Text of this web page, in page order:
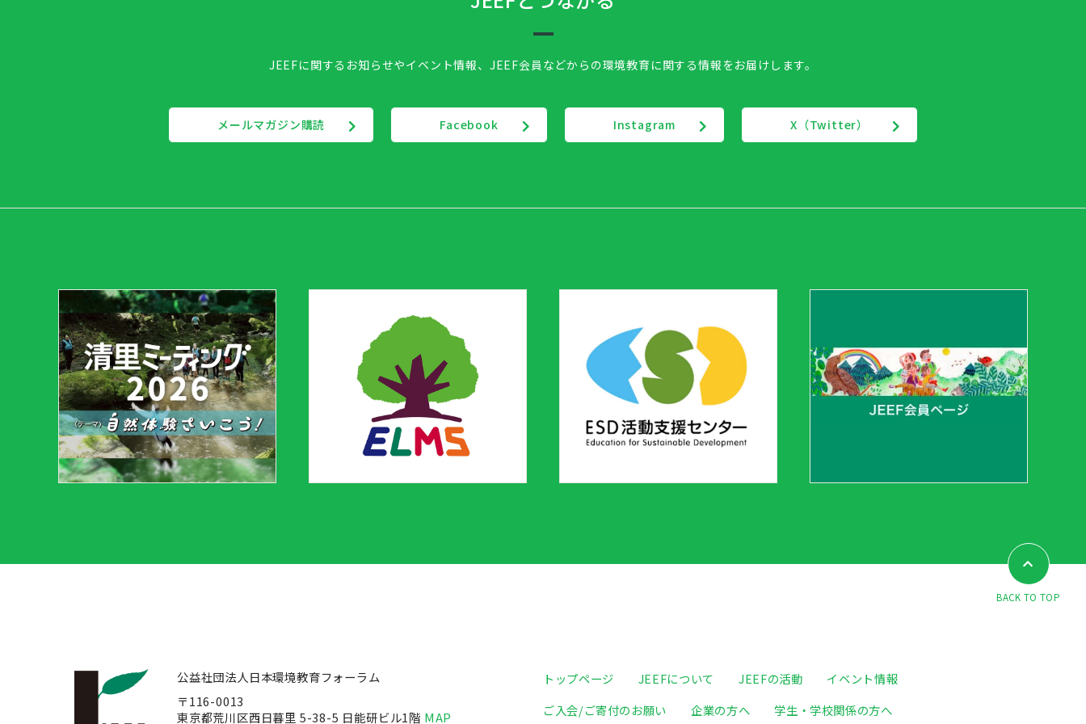
JEEFに関するお知らせやイベント情報、 JEEF会員などからの環境教育に関する情報をお届けします。
メールマガジン購読 Facebook Instagram X（Twitter）
BACK TO TOP
公益社団法人日本環境教育フォーラム
〒116-0013
東京都荒川区西日暮里 5-38-5 日能研ビル1階 MAP
トップページ JEEFについて JEEFの活動
イベント情報
ご入会/ご寄付のお願い
企業の方へ 学生・学校関係の方へ